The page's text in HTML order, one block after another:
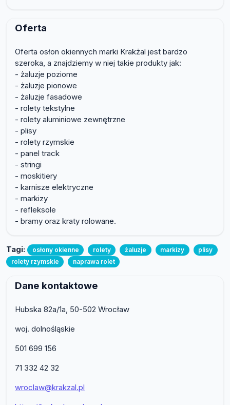
Oferta
Oferta osłon okiennych marki Krakżal jest bardzo
szeroka, a znajdziemy w niej takie produkty jak:
- żaluzje poziome
- żaluzje pionowe
- żaluzje fasadowe
- rolety tekstylne
- rolety aluminiowe zewnętrzne
- plisy
- rolety rzymskie
- panel track
- stringi
- moskitiery
- karnisze elektryczne
- markizy
- refleksole
- bramy oraz kraty rolowane.
Tagi: osłony okienne rolety żaluzje markizy
plisy
rolety rzymskie
naprawa rolet
Dane kontaktowe
Hubska 82a/1a, 50-502 Wrocław
woj. dolnośląskie
501 699 156
71 332 42 32
wroclaw@krakzal.pl